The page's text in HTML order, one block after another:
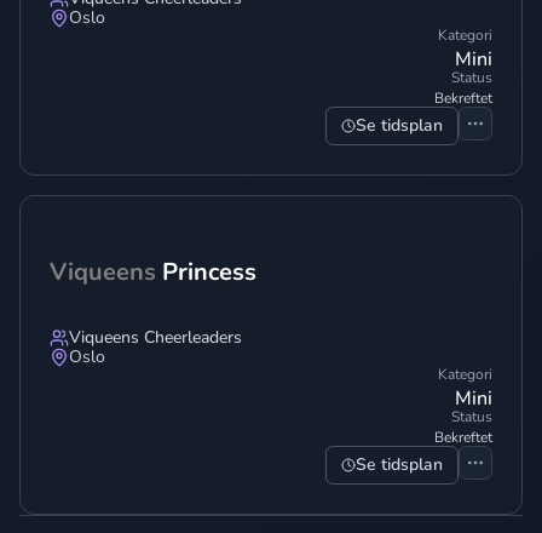
Oslo
Kategori
Mini
Status
Bekreftet
Se tidsplan
Viqueens Princess
Viqueens Cheerleaders
Oslo
Kategori
Mini
Status
Bekreftet
Se tidsplan